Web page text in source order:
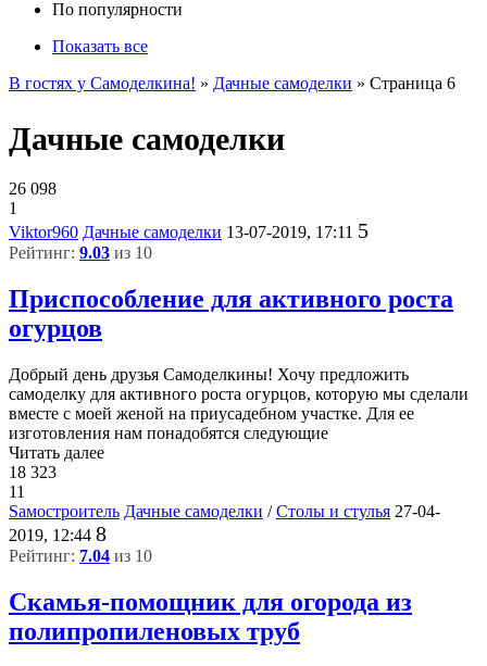
По популярности
Показать все
В гостях у Самоделкина! » Дачные самоделки » Страница 6
Дачные самоделки
26 098
1
Viktor960 Дачные самоделки 13-07-2019, 17:11 5
Рейтинг: 9.03 из 10
Приспособление для активного роста
огурцов
Добрый день друзья Самоделкины! Хочу предложить
самоделку для активного роста огурцов, которую мы сделали
вместе с моей женой на приусадебном участке. Для ее
изготовления нам понадобятся следующие
Читать далее
18 323
11
Sамостроитель Дачные самоделки /Столы и стулья 27-04-
2019, 12:44 8
Рейтинг: 7.04 из 10
Скамья-помощник для огорода из
полипропиленовых труб